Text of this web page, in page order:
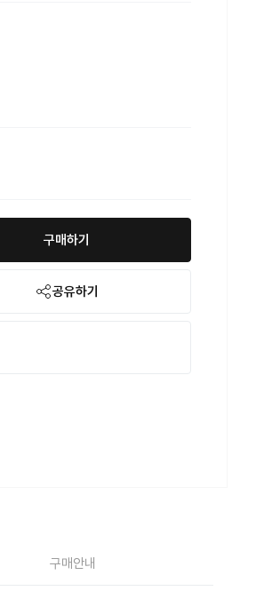
구매하기
공유하기
구매안내